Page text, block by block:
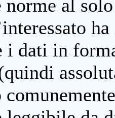
al
i dati in